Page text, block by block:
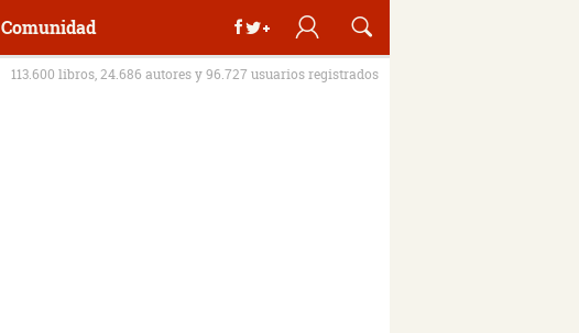
Comunidad
113.600 libros, 24.686 autores y 96.727 usuarios registrados